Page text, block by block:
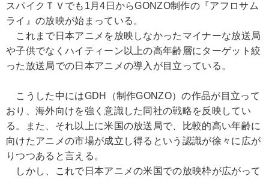
スパイクＴＶでも1月4日からGONZO制作の『アフロサム
ライ』の放映が始まっている。
これまで日本アニメを放映しなかったマイナーな放送局
や子供でなくハイティーン以上の高年齢層にターゲット絞
った放送局での日本アニメの導入が目立っている。
こうした中にはGDH（制作GONZO）の作品が目立って
おり、海外向けを強く意識した同社の戦略を反映してい
る。また、それ以上に米国の放送局で、比較的高い年齢に
向けたアニメの市場が成立し得るという認識が徐々に広が
りつつあると言える。
しかし、これで日本アニメの米国での放映枠が広がって